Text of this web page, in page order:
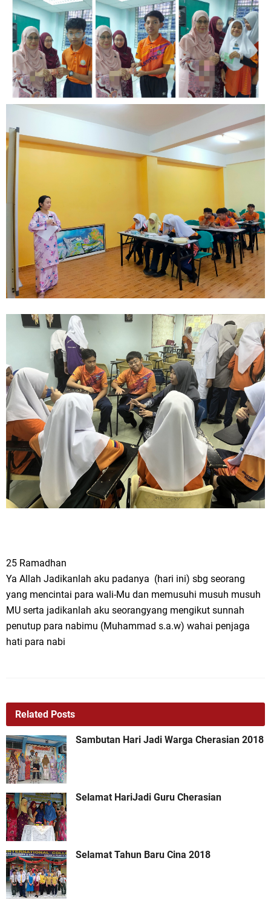
25 Ramadhan
Ya Allah Jadikanlah aku padanya (hari ini) sbg seorang
yang mencintai para wali-Mu dan memusuhi musuh musuh
MU serta jadikanlah aku seorangyang mengikut sunnah
penutup para nabimu (Muhammad s.a.w) wahai penjaga
hati para nabi
Related Posts
Sambutan Hari Jadi Warga Cherasian 2018
Selamat HariJadi Guru Cherasian
Selamat Tahun Baru Cina 2018